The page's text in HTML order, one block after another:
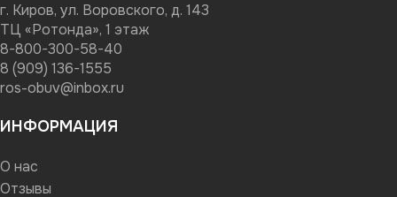
г. Киров, ул. Воровского, д. 143
ТЦ «Ротонда», 1 этаж
8-800-300-58-40
8 (909) 136-1555
ros-obuv@inbox.ru
ИНФОРМАЦИЯ
О нас
Отзывы